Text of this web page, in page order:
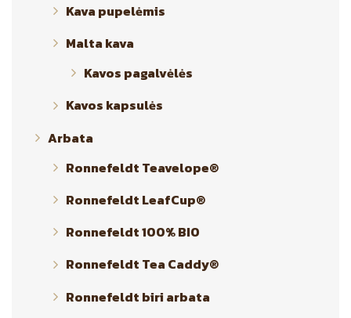
Kava pupelėmis
Malta kava
Kavos pagalvėlės
Kavos kapsulės
Arbata
Ronnefeldt Teavelope®
Ronnefeldt LeafCup®
Ronnefeldt 100% BIO
Ronnefeldt Tea Caddy®
Ronnefeldt biri arbata